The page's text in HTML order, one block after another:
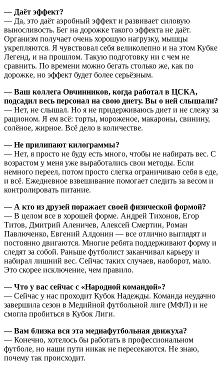
— Даёт эффект?
— Да, это даёт аэробный эффект и развивает силовую
выносливость. Бег на дорожке такого эффекта не даёт.
Организм получает очень хорошую нагрузку, мышцы
укрепляются. Я чувствовал себя великолепно и на этом Кубке
Легенд, и на прошлом. Такую подготовку ни с чем не
сравнить. По времени можно бегать столько же, как по
дорожке, но эффект будет более серьёзным.
— Ваш коллега Овчинников, когда работал в ЦСКА,
подсадил весь персонал на свою диету. Вы о ней слышали?
— Нет, не слышал. Но я не придерживаюсь диет и не слежу за
рационом. Я ем всё: торты, мороженое, макароны, свинину,
солёное, жирное. Всё дело в количестве.
— Не прилипают килограммы?
— Нет, я просто не буду есть много, чтобы не набирать вес. С
возрастом у меня уже выработались свои методы. Если
немного переел, потом просто слегка ограничиваю себя в еде,
и всё. Ежедневное взвешивание помогает следить за весом и
контролировать питание.
— А кто из друзей поражает своей физической формой?
— В целом все в хорошей форме. Андрей Тихонов, Егор
Титов, Дмитрий Аленичев, Алексей Смертин, Роман
Павлюченко, Евгений Алдонин — все отлично выглядят и
постоянно двигаются. Многие ребята поддерживают форму и
следят за собой. Раньше футболист заканчивал карьеру и
набирал лишний вес. Сейчас таких случаев, наоборот, мало.
Это скорее исключение, чем правило.
— Что у вас сейчас с «Народной командой»?
— Сейчас у нас проходит Кубок Надежды. Команда неудачно
завершила сезон в Медийной футбольной лиге (МФЛ) и не
смогла пробиться в Кубок Лиги.
— Вам близка вся эта медиафутбольная движуха?
— Конечно, хотелось бы работать в профессиональном
футболе, но наши пути никак не пересекаются. Не знаю,
почему так происходит.